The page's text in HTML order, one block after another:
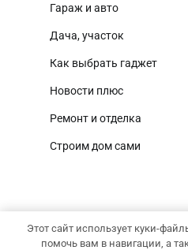
Гараж и авто
Дача, участок
Как выбрать гаджет
Новости плюс
Ремонт и отделка
Строим дом сами
Copyright © 2026
Этот сайт использует куки-
помочь вам в навигации, а